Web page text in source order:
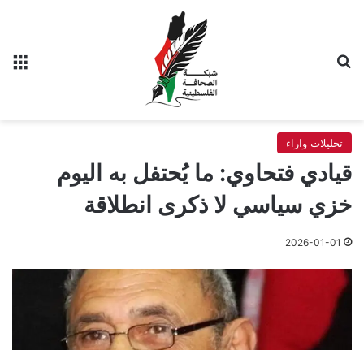
تحليلات واراء
قيادي فتحاوي: ما يُحتفل به اليوم
خزي سياسي لا ذكرى انطلاقة
2026-01-01